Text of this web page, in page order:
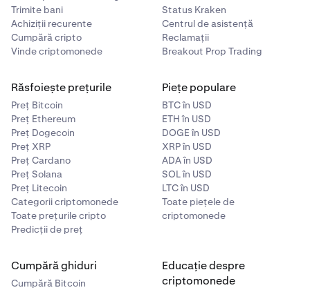
Trimite bani
Achiziții recurente
Cumpără cripto
Vinde criptomonede
Status Kraken
Centrul de asistență
Reclamații
Breakout Prop Trading
Răsfoiește prețurile
Preț Bitcoin
Preț Ethereum
Preț Dogecoin
Preț XRP
Preț Cardano
Preț Solana
Preț Litecoin
Categorii criptomonede
Toate prețurile cripto
Predicții de preț
Piețe populare
BTC în USD
ETH în USD
DOGE în USD
XRP în USD
ADA în USD
SOL în USD
LTC în USD
Toate piețele de
criptomonede
Cumpără ghiduri
Cumpără Bitcoin
Educație despre
criptomonede